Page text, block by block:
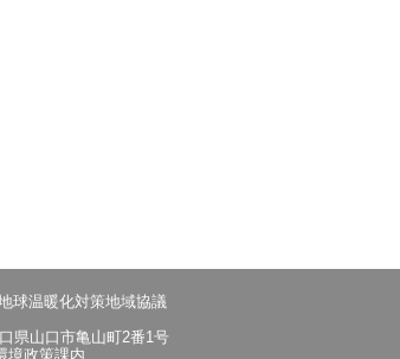
球温暖化対策地域協議
県山口市亀山町2番1号
境政策課内